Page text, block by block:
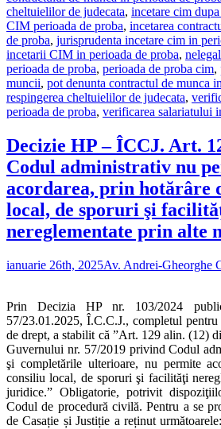
cheltuielilor de judecata, incetare cim
CIM perioada de proba, incetarea
de proba, jurisprudenta incetare cim in
incetarii CIM in perioada de proba,
perioada de proba, perioada de proba cim,
muncii, pot denunta contractul de munca
respingerea cheltuielilor de judecata,
perioada de proba, verificarea salariatului
Decizie HP – ÎCCJ. Art.
Codul administrativ nu
acordarea, prin hotărâre
local, de sporuri şi
nereglementate prin alte
ianuarie 26th, 2025Av. Andrei-Gheorghe
Prin Decizia HP nr. 103/2024
57/23.01.2025, Î.C.C.J., completul pentru
de drept, a stabilit că ”Art. 129 alin. (12)
Guvernului nr. 57/2019 privind Codul
şi completările ulterioare, nu permite
consiliu local, de sporuri şi facilităţi
juridice.” Obligatorie, potrivit
Codul de procedură civilă. Pentru a se
de Casație și Justiție a reținut